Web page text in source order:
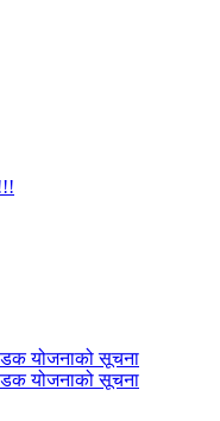
योजनाको सूचना
योजनाको सूचना